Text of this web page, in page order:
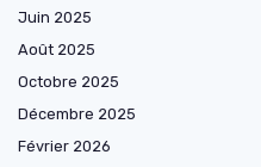
Juin 2025
Août 2025
Octobre 2025
Décembre 2025
Février 2026